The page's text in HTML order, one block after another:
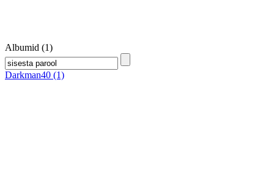
Albumid (1)
Darkman40 (1)